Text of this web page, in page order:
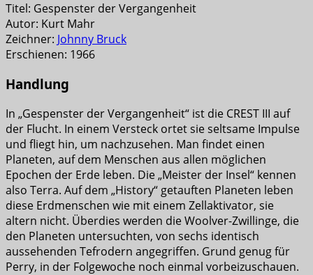
Titel: Gespenster der Vergangenheit
Autor: Kurt Mahr
Zeichner: Johnny Bruck
Erschienen: 1966
Handlung
In „Gespenster der Vergangenheit“ ist die CREST III auf
der Flucht. In einem Versteck ortet sie seltsame Impulse
und fliegt hin, um nachzusehen. Man findet einen
Planeten, auf dem Menschen aus allen möglichen
Epochen der Erde leben. Die „Meister der Insel“ kennen
also Terra. Auf dem „History“ getauften Planeten leben
diese Erdmenschen wie mit einem Zellaktivator, sie
altern nicht. Überdies werden die Woolver-Zwillinge, die
den Planeten untersuchten, von sechs identisch
aussehenden Tefrodern angegriffen. Grund genug für
Perry, in der Folgewoche noch einmal vorbeizuschauen.